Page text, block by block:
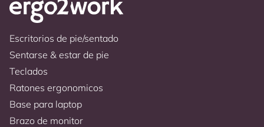
Escritorios de pie/sentado
Sentarse & estar de pie
Teclados
Ratones ergonomicos
Base para laptop
Brazo de monitor